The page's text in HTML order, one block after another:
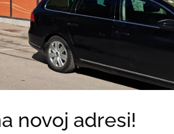
novoj adresi!